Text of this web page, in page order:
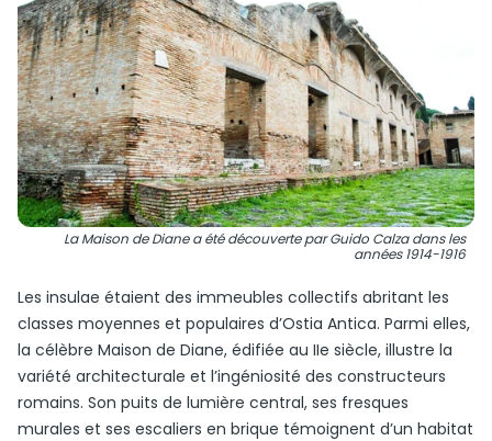
La Maison de Diane a été découverte par Guido Calza dans les
années 1914-1916
Les insulae étaient des immeubles collectifs abritant les
classes moyennes et populaires d’Ostia Antica. Parmi elles,
la célèbre Maison de Diane, édifiée au IIe siècle, illustre la
variété architecturale et l’ingéniosité des constructeurs
romains. Son puits de lumière central, ses fresques
murales et ses escaliers en brique témoignent d’un habitat